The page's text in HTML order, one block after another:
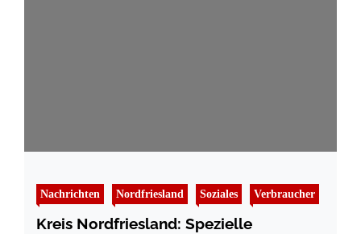
Nachrichten Nordfriesland Soziales Verbraucher
Kreis Nordfriesland: Spezielle